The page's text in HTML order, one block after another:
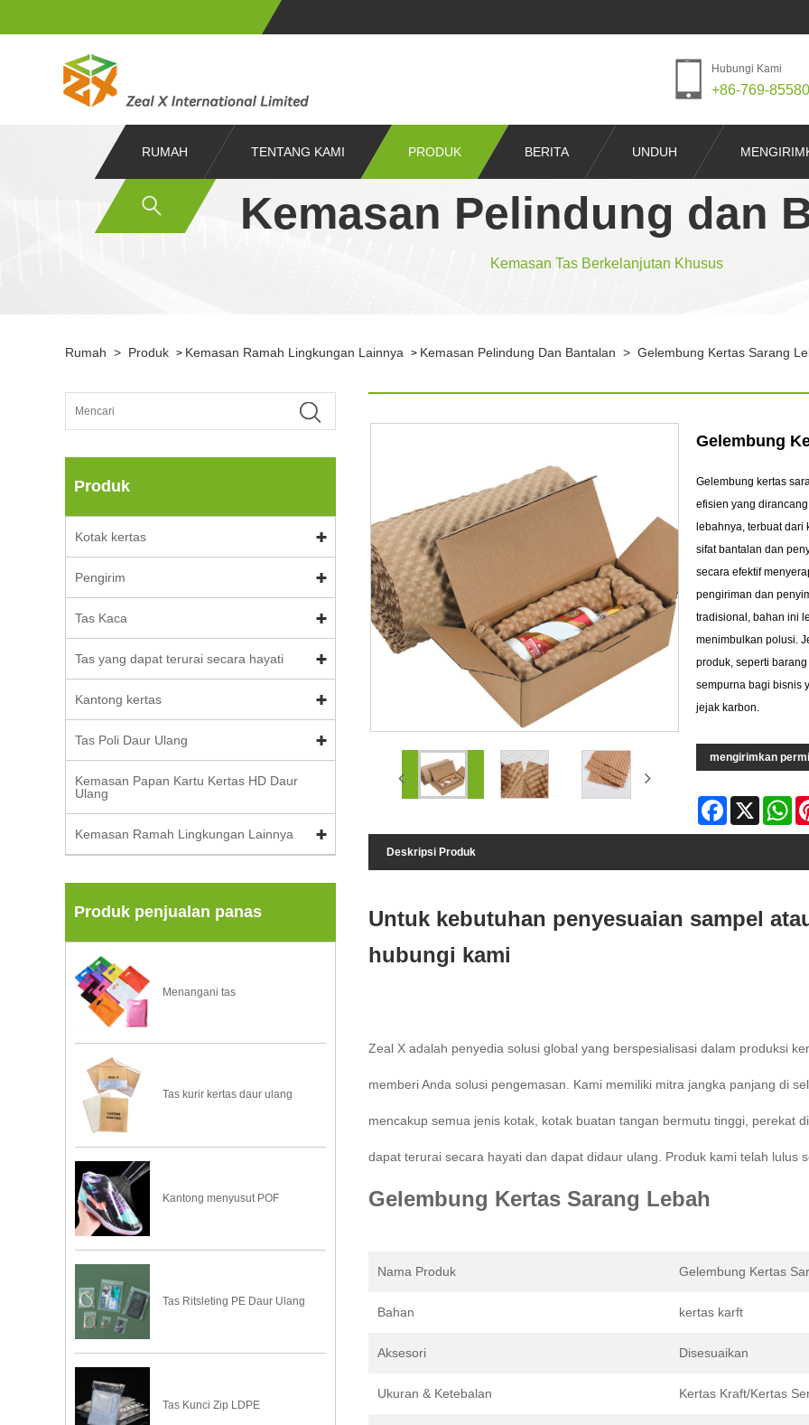
Hubungi Kami
+86-769-
RUMAH TENTANG KAMI PRODUK BERITA UNDUH
Kemasan Pelindung dan
Kemasan Tas Berkelanjutan Khusus
Rumah > Produk > Kemasan Ramah Lingkungan Lainnya > Kemasan Pelindung Dan Bantalan > Gelembung Kertas Sarang
Produk
Kotak kertas
Pengirim
Tas Kaca
Tas yang dapat terurai secara hayati
Kantong kertas
Tas Poli Daur Ulang
Kemasan Papan Kartu Kertas HD Daur
Ulang
Kemasan Ramah Lingkungan Lainnya
Produk penjualan panas
Menangani tas
Tas kurir kertas daur ulang
Kantong menyusut POF
Tas Ritsleting PE Daur Ulang
Tas Kunci Zip LDPE
Gelembung
Gelembung kertas
efisien yang
lebahnya, terbuat
sifat bantalan dan
secara efektif
pengiriman dan
tradisional, bahan ini
menimbulkan polusi.
produk, seperti
sempurna bagi bisnis
jejak karbon.
mengirimkan
Facebook
Deskripsi Produk
Untuk kebutuhan penyesuaian sampel
hubungi kami
Zeal X adalah penyedia solusi global yang berspesialisasi dalam produksi
memberi Anda solusi pengemasan. Kami memiliki mitra jangka panjang di
mencakup semua jenis kotak, kotak buatan tangan bermutu tinggi, perekat
dapat terurai secara hayati dan dapat didaur ulang. Produk kami telah lulus
Gelembung Kertas Sarang Lebah
Nama Produk Gelembung Kertas
Bahan kertas karft
Aksesori Disesuaikan
Ukuran & Ketebalan Kertas Kraft/Kertas